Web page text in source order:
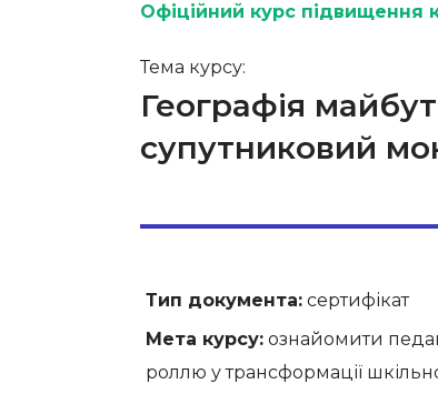
Офіційний курс підвищення
Тема курсу:
Географія
супутниковий
Тип документа: сертифікат
Мета курсу: ознайомити
роллю у трансформації